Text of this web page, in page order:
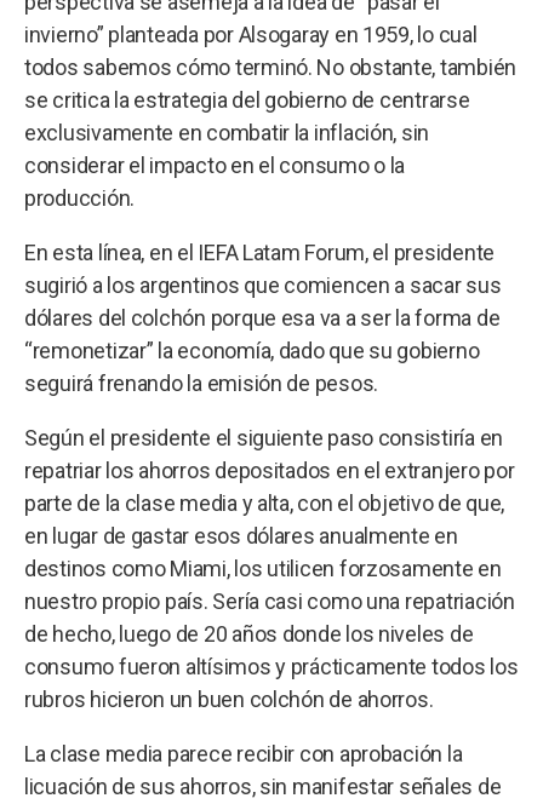
invierno” planteada por Alsogaray en 1959, lo cual
todos sabemos cómo terminó. No obstante, también
se critica la estrategia del gobierno de centrarse
exclusivamente en combatir la inflación, sin
considerar el impacto en el consumo o la
producción.
En esta línea, en el IEFA Latam Forum, el presidente
sugirió a los argentinos que comiencen a sacar sus
dólares del colchón porque esa va a ser la forma de
“remonetizar” la economía, dado que su gobierno
seguirá frenando la emisión de pesos.
Según el presidente el siguiente paso consistiría en
repatriar los ahorros depositados en el extranjero por
parte de la clase media y alta, con el objetivo de que,
en lugar de gastar esos dólares anualmente en
destinos como Miami, los utilicen forzosamente en
nuestro propio país. Sería casi como una repatriación
de hecho, luego de 20 años donde los niveles de
consumo fueron altísimos y prácticamente todos los
rubros hicieron un buen colchón de ahorros.
La clase media parece recibir con aprobación la
licuación de sus ahorros, sin manifestar señales de